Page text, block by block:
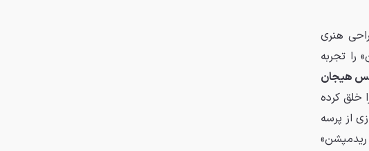
هنری
را تجربه
هیجان
خلق کرده
از پرسه